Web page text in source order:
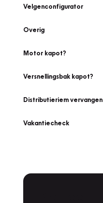
Velgenconfigurator
Overig
Motor kapot?
Versnellingsbak kapot?
Distributieriem vervangen
Vakantiecheck